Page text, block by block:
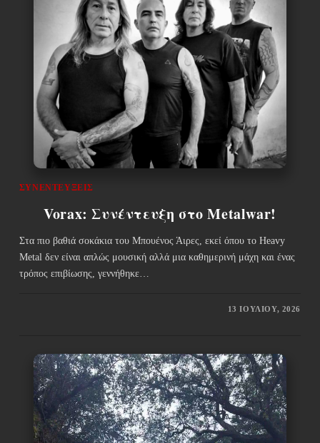
ΣΥΝΕΝΤΕΎΞΕΙΣ
Vorax: Συνέντευξη στο Metalwar!
Στα πιο βαθιά σοκάκια του Μπουένος Άιρες, εκεί όπου το Heavy
Metal δεν είναι απλώς μουσική αλλά μια καθημερινή μάχη και ένας
τρόπος επιβίωσης, γεννήθηκε…
13 ΙΟΥΛΊΟΥ, 2026